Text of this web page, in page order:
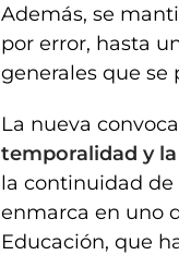
Además, se
por error, hasta
generales que
La nueva
temporalidad y
la continuidad de
enmarca en uno
Educación, que